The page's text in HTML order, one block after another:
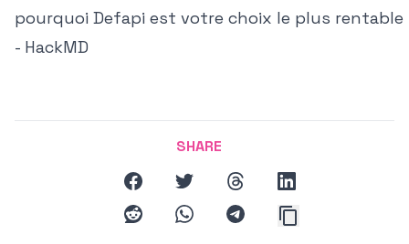
pourquoi Defapi est votre choix le plus rentable
- HackMD
SHARE
facebooktwitter threads
linkedin
reddit
whatsapptelegram